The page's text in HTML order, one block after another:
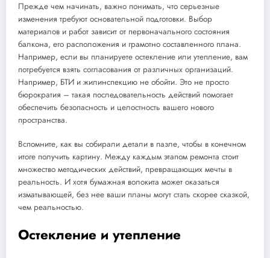
Прежде чем начинать, важно понимать, что серьезные
изменения требуют основательной подготовки. Выбор
материалов и работ зависит от первоначального состояния
балкона, его расположения и грамотно составленного плана.
Например, если вы планируете остекление или утепление, вам
потребуется взять согласования от различных организаций.
Например, БТИ и жилинспекцию не обойти. Это не просто
бюрократия – такая последовательность действий помогает
обеспечить безопасность и целостность вашего нового
пространства.
Вспомните, как вы собирали детали в пазле, чтобы в конечном
итоге получить картину. Между каждым этапом ремонта стоит
множество методических действий, превращающих мечты в
реальность. И хотя бумажная волокита может оказаться
изматывающей, без нее ваши планы могут стать скорее сказкой,
чем реальностью.
Остекление и утепление